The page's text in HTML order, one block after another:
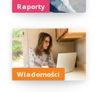
Raporty
Wiadomości